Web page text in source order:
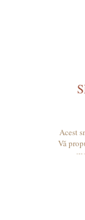
Acest
Vă